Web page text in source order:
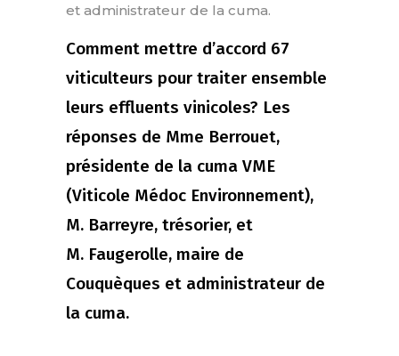
et administrateur de la cuma.
Comment mettre d’accord 67
viticulteurs pour traiter ensemble
leurs effluents vinicoles? Les
réponses de Mme Berrouet,
présidente de la cuma VME
(Viticole Médoc Environnement),
M. Barreyre, trésorier, et
M. Faugerolle, maire de
Couquèques et administrateur de
la cuma.